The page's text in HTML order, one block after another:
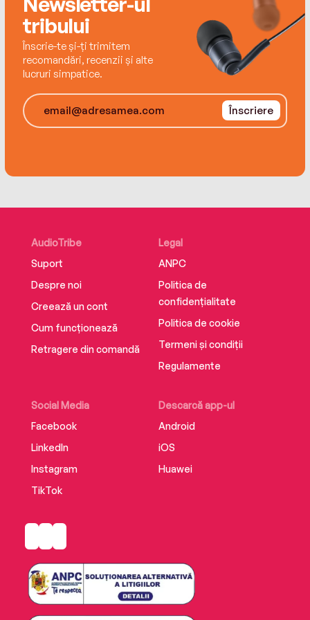
tribului
Înscrie-te și-ți trimitem
recomandări, recenzii și alte
lucruri simpatice.
Înscriere
AudioTribe
Suport
Despre noi
Creează un cont
Cum funcționează
Retragere din comandă
Social Media
Facebook
LinkedIn
Instagram
TikTok
Descarcă app-ul
Android
iOS
Huawei
Legal
ANPC
Politica de
confidențialitate
Politica de cookie
Termeni și condiții
Regulamente